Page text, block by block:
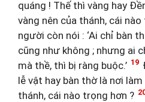
quáng ! Thế thì vàng hay
vàng nên của thánh, cái
người còn nói : ‘Ai chỉ bàn
cũng như không ; nhưng ai
mà thề, thì bị ràng buộc.’ 19
lễ vật hay bàn thờ là nơi
thánh, cái nào trọng hơn ?